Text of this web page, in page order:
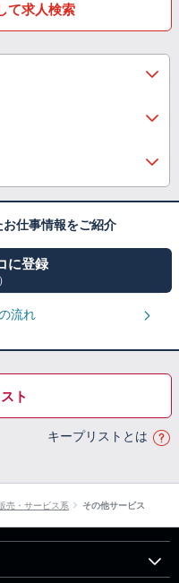
て求人検索
仕事情報をご紹介
に登録
流れ
ト
キープリストとは
売・サービス系 その他サービス